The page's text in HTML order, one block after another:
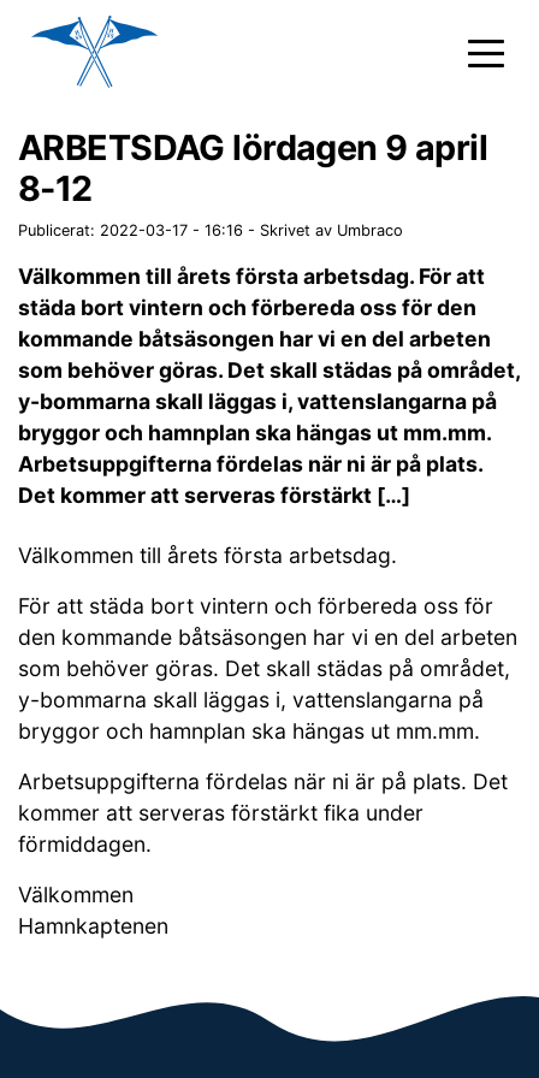
ARBETSDAG lördagen 9 april
8-12
Publicerat: 2022-03-17 - 16:16 - Skrivet av Umbraco
Välkommen till årets första arbetsdag. För att
städa bort vintern och förbereda oss för den
kommande båtsäsongen har vi en del arbeten
som behöver göras. Det skall städas på området,
y-bommarna skall läggas i, vattenslangarna på
bryggor och hamnplan ska hängas ut mm.mm.
Arbetsuppgifterna fördelas när ni är på plats.
Det kommer att serveras förstärkt […]
Välkommen till årets första arbetsdag.
För att städa bort vintern och förbereda oss för
den kommande båtsäsongen har vi en del arbeten
som behöver göras. Det skall städas på området,
y-bommarna skall läggas i, vattenslangarna på
bryggor och hamnplan ska hängas ut mm.mm.
Arbetsuppgifterna fördelas när ni är på plats. Det
kommer att serveras förstärkt fika under
förmiddagen.
Välkommen
Hamnkaptenen